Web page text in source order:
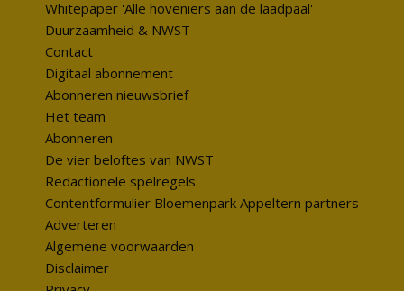
Whitepaper 'Alle hoveniers aan de laadpaal'
Duurzaamheid & NWST
Contact
Digitaal abonnement
Abonneren nieuwsbrief
Het team
Abonneren
De vier beloftes van NWST
Redactionele spelregels
Contentformulier Bloemenpark Appeltern partners
Adverteren
Algemene voorwaarden
Disclaimer